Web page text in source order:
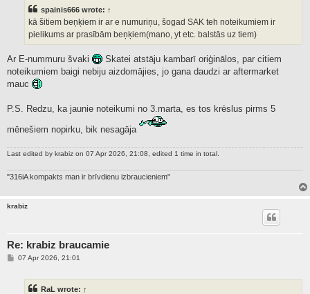
spainis666 wrote: ↑
kā šitiem beņķiem ir ar e numuriņu, šogad SAK teh noteikumiem ir
pielikums ar prasībām beņķiem(mano, yt etc. balstās uz tiem)
Ar E-nummuru švaki
Skatei atstāju kambarī oriģinālos, par citiem
noteikumiem baigi nebiju aizdomājies, jo gana daudzi ar aftermarket
mauc
P.S. Redzu, ka jaunie noteikumi no 3.marta, es tos krēslus pirms 5
mēnešiem nopirku, bik nesagāja
Last edited by krabiz on 07 Apr 2026, 21:08, edited 1 time in total.
"316iA kompakts man ir brīvdienu izbraucieniem"
krabiz
Re: krabiz braucamie
P07 Apr 2026, 21:01
RaL wrote: ↑